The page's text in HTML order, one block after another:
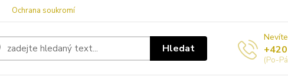
Ochrana soukromí
Hledat
(Po-